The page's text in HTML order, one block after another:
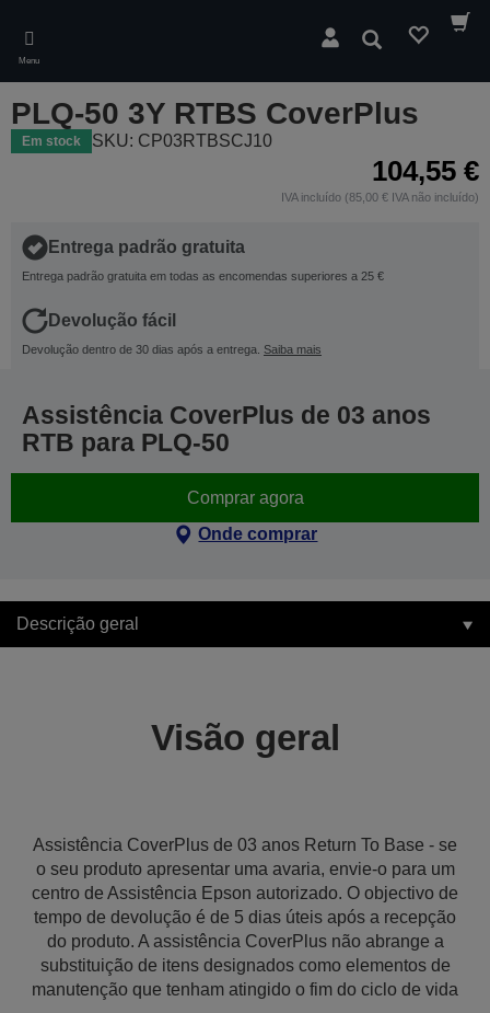
main
content
Menu
Pesquisar
PLQ-50 3Y RTBS CoverPlus
Em stock SKU: CP03RTBSCJ10
104,55 €
IVA incluído (85,00 € IVA não incluído)
Entrega padrão gratuita
Entrega padrão gratuita em todas as encomendas superiores a 25 €
Devolução fácil
Devolução dentro de 30 dias após a entrega. Saiba mais
Assistência CoverPlus de 03 anos
RTB para PLQ-50
Comprar agora
Onde comprar
Descrição geral
Visão geral
Assistência CoverPlus de 03 anos Return To Base - se
o seu produto apresentar uma avaria, envie-o para um
centro de Assistência Epson autorizado. O objectivo de
tempo de devolução é de 5 dias úteis após a recepção
do produto. A assistência CoverPlus não abrange a
substituição de itens designados como elementos de
manutenção que tenham atingido o fim do ciclo de vida